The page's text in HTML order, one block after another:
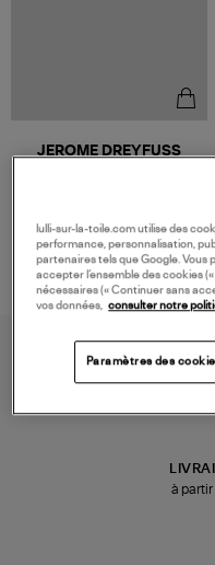
JEROME DREYFUSS
à partir
lulli-sur-la-toile.com utilise des
performance, personnalisation,
partenaires tels que Google. Vous
accepter l’ensemble des cookies
nécessaires (« Continuer sans
vos données, consulter notre
Paramètres des